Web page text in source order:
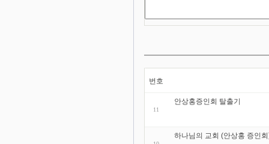
번호
11
안상홍증인회 탈출기
하나님의 교회 (안상홍 증인